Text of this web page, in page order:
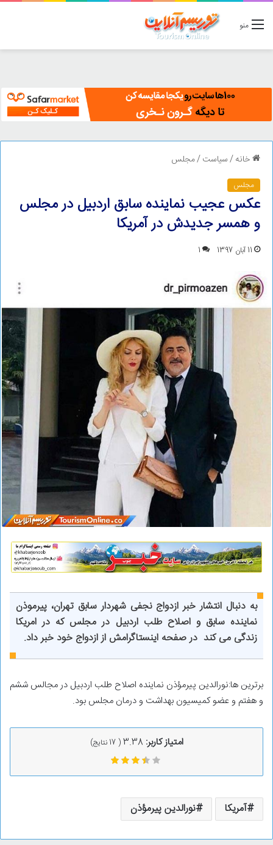
منو
خانه/سیاست/مجلس
مجلس
عکس عجیب نماینده سابق اردبیل در مجلس
و همسر جدیدش در آمریکا
11 آبان 1397 1
به دنبال انتشار خبر ازدواج نجفی شهردار سابق تهران، پیرموذن
نماینده سابق و اصلاح طلب اردبیل در مجلس که در امریکا
زندگی می کند در صفحه اینستاگرامش از ازدواج خود خبر داد.
برترین ها:نورالدین پیرمؤذن نماینده اصلاح طلب اردبیل در مجالس ششم
و هفتم و عضو کمیسیون بهداشت و درمان مجلس بود.
امتیاز کاربر: 3.38
(
17 نتایج)
آمریکا نورالدین پیرمؤذن